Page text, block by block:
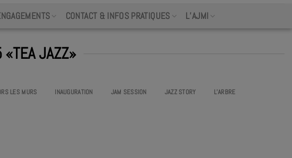
CONTACT & INFOS PRATIQUES L’AJMI
«TEA JAZZ»
LES MURS INAUGURATION JAM SESSION JAZZ STORY
L’ARBRE